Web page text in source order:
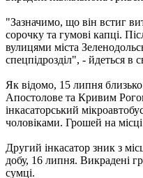
"Зазначимо, що він встиг
сорочку та гумові капці.
вулицями міста
спецпідрозділ", - йдеться в
Як відомо, 15 липня
Апостолове та Кривим
інкасаторський
чоловіками. Грошей на
Другий інкасатор зник з
добу, 16 липня. Викрадені
сумці.